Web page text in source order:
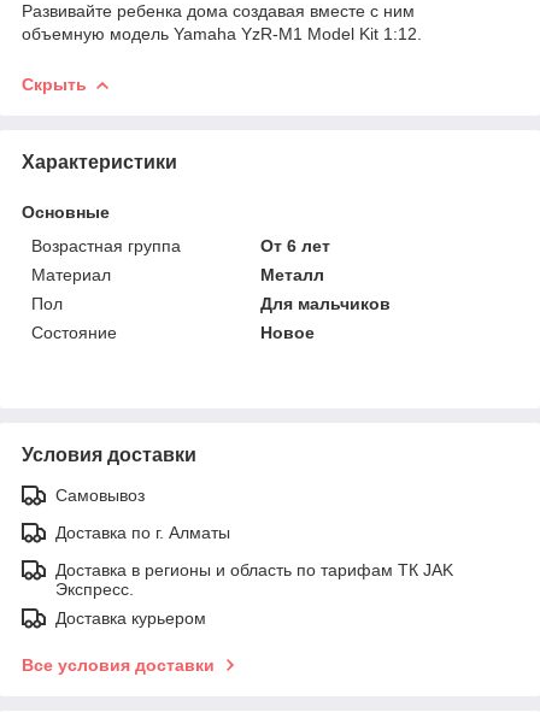
Развивайте ребенка дома создавая вместе с ним
объемную модель Yamaha YzR-M1 Model Kit 1:12.
Скрыть
Характеристики
Основные
Возрастная группа
От 6 лет
Материал
Металл
Пол
Для мальчиков
Состояние
Новое
Условия доставки
Самовывоз
Доставка по г. Алматы
Доставка в регионы и область по тарифам ТК JAK
Экспресс.
Доставка курьером
Все условия доставки